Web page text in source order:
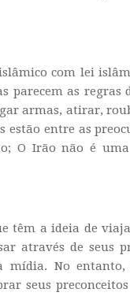
com lei
parecem as regras
armas, atirar,
estão entre as
O Irão não é uma
têm a ideia de
através de seus
mídia. No entanto,
seus